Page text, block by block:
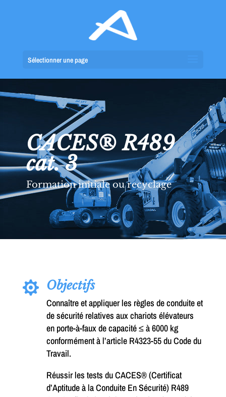
Sélectionner une page
CACES® R489
cat. 3
Formation initiale ou recyclage
 Objectifs
Connaître et appliquer les règles de conduite et
de sécurité relatives aux chariots élévateurs
en porte-à-faux de capacité ≤ à 6000 kg
conformément à l’article R4323-55 du Code du
Travail.
Réussir les tests du CACES® (Certificat
d’Aptitude à la Conduite En Sécurité) R489